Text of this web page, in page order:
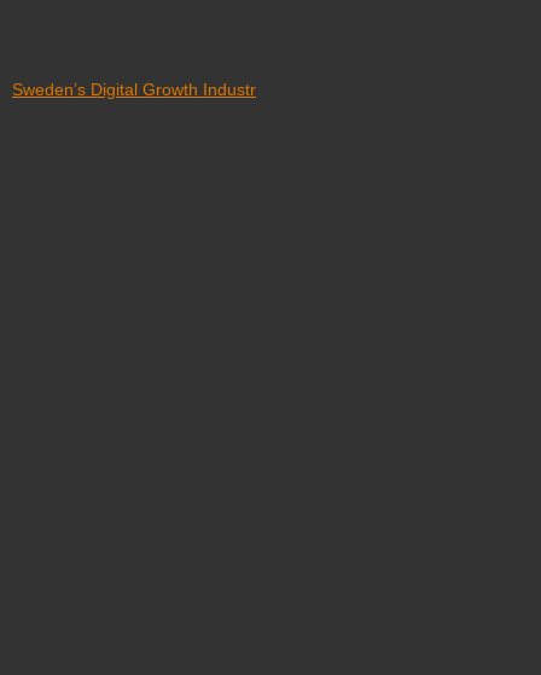
Sweden’s Digital Growth Industr